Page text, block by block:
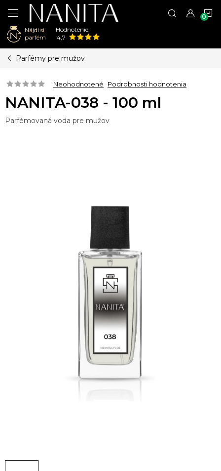
Nájdi si
parfém
Hodnotenie:
4,7
Parfémy pre mužov
Neohodnotené Podrobnosti hodnotenia
NANITA-038 - 100 ml
Parfémovaná voda pre mužov